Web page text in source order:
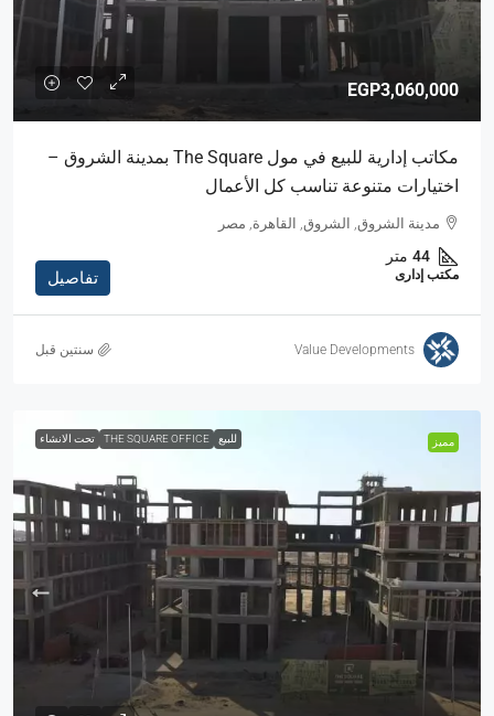
EGP3,060,000
مكاتب إدارية للبيع في مول The Square بمدينة الشروق –
اختيارات متنوعة تناسب كل الأعمال
مدينة الشروق, الشروق, القاهرة, مصر
44 متر
مكتب إدارى تفاصيل
Value Developments ‏سنتين قبل
مميز للبيع THE SQUARE OFFICE تحت الانشاء